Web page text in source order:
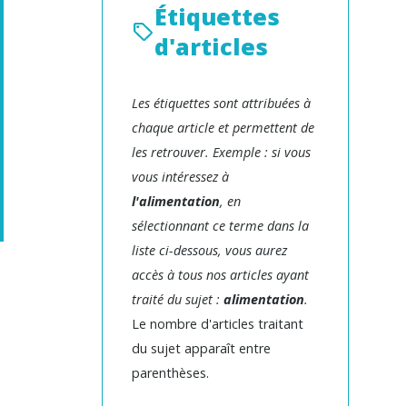
Étiquettes
d'articles
Les étiquettes sont attribuées à
chaque article et permettent de
les retrouver. Exemple : si vous
vous intéressez à
l'alimentation, en
sélectionnant ce terme dans la
liste ci-dessous, vous aurez
accès à tous nos articles ayant
traité du sujet : alimentation.
Le nombre d'articles traitant
du sujet apparaît entre
parenthèses.